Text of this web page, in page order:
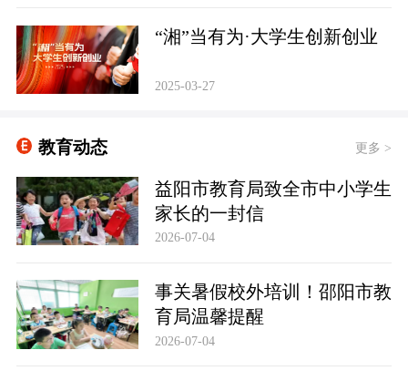
“湘”当有为·大学生创新创业
2025-03-27
教育动态 更多 >
益阳市教育局致全市中小学生
家长的一封信
2026-07-04
事关暑假校外培训！邵阳市教
育局温馨提醒
2026-07-04